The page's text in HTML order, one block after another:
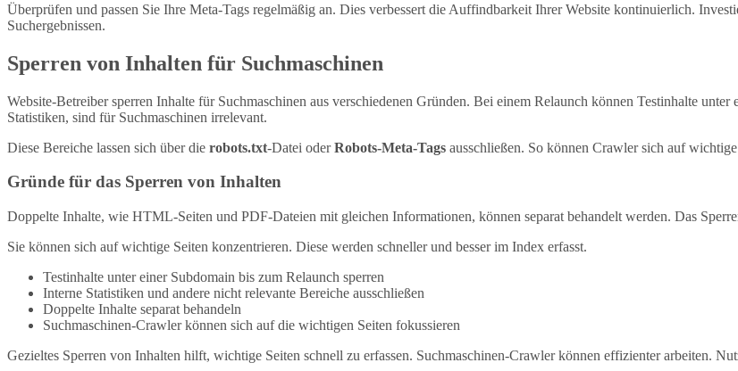
Überprüfen und passen Sie Ihre Meta-Tags regelmäßig an. Dies verbessert die Auffindbarkeit Ihrer Website kontinuierlich.
Suchergebnissen.
Sperren von Inhalten für Suchmaschinen
Website-Betreiber sperren Inhalte für Suchmaschinen aus verschiedenen Gründen. Bei einem Relaunch können Testinhalte
Statistiken, sind für Suchmaschinen irrelevant.
Diese Bereiche lassen sich über die robots.txt-Datei oderRobots-Meta-Tags ausschließen. So können Crawler sich auf
Gründe für das Sperren von Inhalten
Doppelte Inhalte, wie HTML-Seiten und PDF-Dateien mit gleichen Informationen, können separat behandelt werden. Das
Sie können sich auf wichtige Seiten konzentrieren. Diese werden schneller und besser im Index erfasst.
Testinhalte unter einer Subdomain bis zum Relaunch sperren
Interne Statistiken und andere nicht relevante Bereiche ausschließen
Doppelte Inhalte separat behandeln
Suchmaschinen-Crawler können sich auf die wichtigen Seiten fokussieren
Gezieltes Sperren von Inhalten hilft, wichtige Seiten schnell zu erfassen. Suchmaschinen-Crawler können effizienter arbeiten.